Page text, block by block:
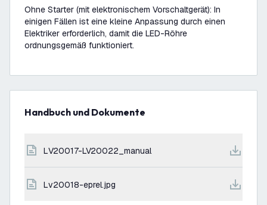
Ohne Starter (mit elektronischem Vorschaltgerät): In
einigen Fällen ist eine kleine Anpassung durch einen
Elektriker erforderlich, damit die LED-Röhre
ordnungsgemäß funktioniert.
Handbuch und Dokumente
LV20017-LV20022_manual
lv20018-eprel.jpg